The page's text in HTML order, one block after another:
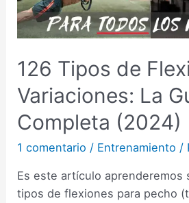
126 Tipos de
Variaciones: La
Completa (2024)
1 comentario / Entrenamiento /
Es este artículo aprenderemos
tipos de flexiones para pecho